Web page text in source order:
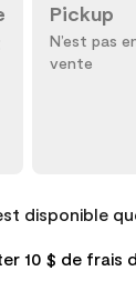
Pickup
N’est pas
vente
disponible
10 $ de frais